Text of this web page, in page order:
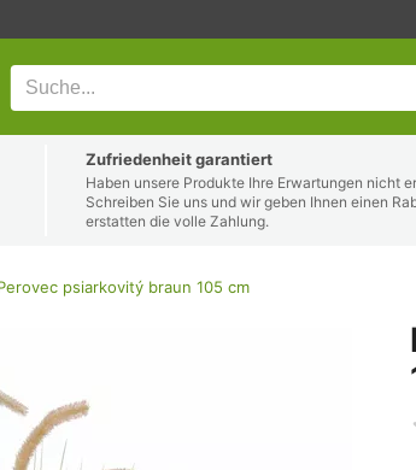
psiarkovitý braun 105 cm
Zufriedenheit garantiert
Haben unsere Produkte Ihre Erwartungen nicht
Schreiben Sie uns und wir geben Ihnen einen
erstatten die volle Zahlung.